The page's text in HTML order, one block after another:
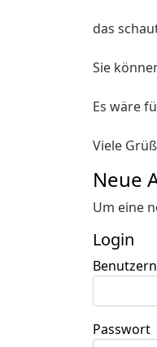
das
Sie
Es wäre
Viele
Neue
Um eine
Login
Passwort